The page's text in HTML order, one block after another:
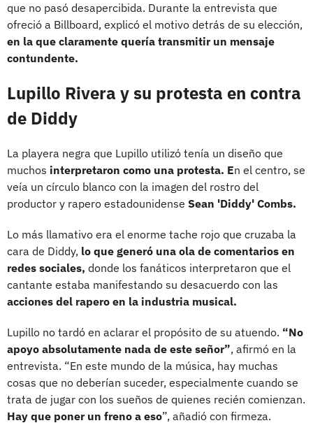
que no pasó desapercibida. Durante la entrevista que
ofreció a Billboard, explicó el motivo detrás de su elección,
en la que claramente quería transmitir un mensaje
contundente.
Lupillo Rivera y su protesta en contra
de Diddy
La playera negra que Lupillo utilizó tenía un diseño que
muchos interpretaron como una protesta. En el centro, se
veía un círculo blanco con la imagen del rostro del
productor y rapero estadounidense Sean 'Diddy' Combs.
Lo más llamativo era el enorme tache rojo que cruzaba la
cara de Diddy, lo que generó una ola de comentarios en
redes sociales, donde los fanáticos interpretaron que el
cantante estaba manifestando su desacuerdo con las
acciones del rapero en la industria musical.
Lupillo no tardó en aclarar el propósito de su atuendo. “No
apoyo absolutamente nada de este señor”, afirmó en la
entrevista. “En este mundo de la música, hay muchas
cosas que no deberían suceder, especialmente cuando se
trata de jugar con los sueños de quienes recién comienzan.
Hay que poner un freno a eso”, añadió con firmeza.